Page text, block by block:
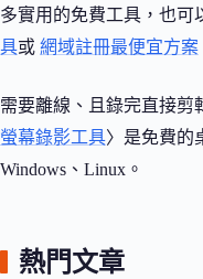
多實用的免費工具，也可
具或 網域註冊最便宜方案
需要離線、且錄完直接剪
螢幕錄影工具〉是免費的
Windows、Linux。
熱門文章